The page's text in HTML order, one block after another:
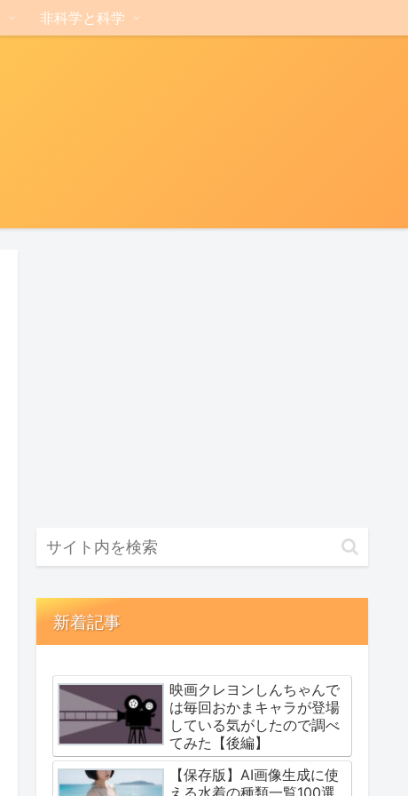
非科学と科学
新着記事
映画クレヨンしんちゃんで
は毎回おかまキャラが登場
している気がしたので調べ
てみた【後編】
【保存版】AI画像生成に使